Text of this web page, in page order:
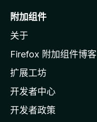
o
i
l
a
主
页
附加组件
关于
Firefox 附加组件博客
扩展工坊
开发者中心
开发者政策